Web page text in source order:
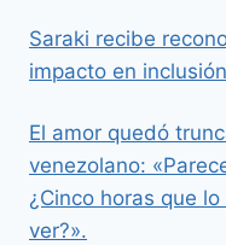
Saraki recibe
impacto en inclusión
El amor quedó
venezolano:
¿Cinco horas que
ver?».